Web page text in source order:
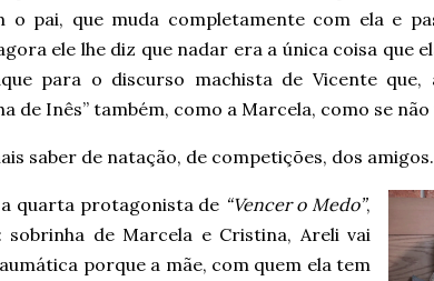
o pai, que muda completamente com ela e
ele lhe diz que nadar era a única coisa que
para o discurso machista de Vicente que,
de Inês” também, como a Marcela, como se não
saber de natação, de competições, dos
quarta protagonista de “Vencer o Medo”,
de Marcela e Cristina, Areli vai
porque a mãe, com quem ela tem